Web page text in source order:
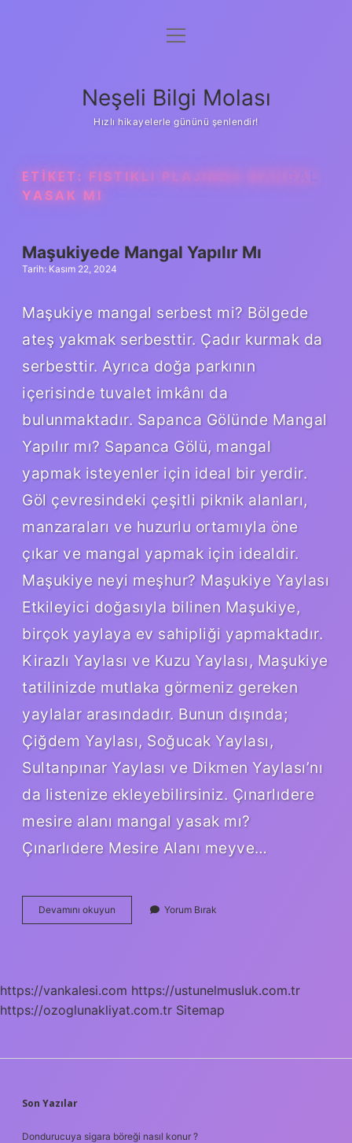
Anasayfa
Yasal Uyarı
menüyü
Neşeli Bilgi Molası
Hızlı hikayelerle gününü şenlendir!
ETIKET: FISTIKLI PLAJINDA MANGAL
YASAK MI
Maşukiyede Mangal Yapılır Mı
Tarih: Kasım 22, 2024
Maşukiye mangal serbest mi? Bölgede
ateş yakmak serbesttir. Çadır kurmak da
serbesttir. Ayrıca doğa parkının
içerisinde tuvalet imkânı da
bulunmaktadır. Sapanca Gölünde Mangal
Yapılır mı? Sapanca Gölü, mangal
yapmak isteyenler için ideal bir yerdir.
Göl çevresindeki çeşitli piknik alanları,
manzaraları ve huzurlu ortamıyla öne
çıkar ve mangal yapmak için idealdir.
Maşukiye neyi meşhur? Maşukiye Yaylası
Etkileyici doğasıyla bilinen Maşukiye,
birçok yaylaya ev sahipliği yapmaktadır.
Kirazlı Yaylası ve Kuzu Yaylası, Maşukiye
tatilinizde mutlaka görmeniz gereken
yaylalar arasındadır. Bunun dışında;
Çiğdem Yaylası, Soğucak Yaylası,
Sultanpınar Yaylası ve Dikmen Yaylası’nı
da listenize ekleyebilirsiniz. Çınarlıdere
mesire alanı mangal yasak mı?
Çınarlıdere Mesire Alanı meyve…
Devamını okuyun Maşukiyede
Mangal
Yorum Bırak
https://vankalesi.com https://ustunelmusluk.com.tr
https://ozoglunakliyat.com.tr Sitemap
SIDEBAR
Son Yazılar
Dondurucuya sigara böreği nasıl konur ?